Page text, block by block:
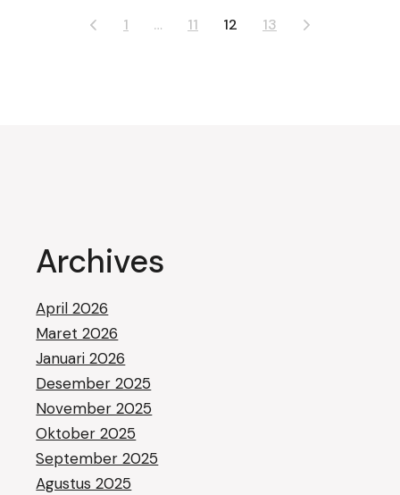
Paginasi
1 … 11 12 13
Archives
April 2026
Maret 2026
Januari 2026
Desember 2025
November 2025
Oktober 2025
September 2025
Agustus 2025